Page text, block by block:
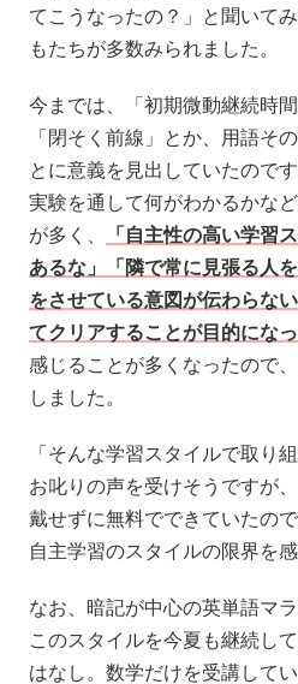
てこうなったの？」と聞いて
もたちが多数みられました。
今までは、「初期微動継続時
「閉そく前線」とか、用語そ
とに意義を見出していたので
実験を通して何がわかるかな
が多く、
「自主性の高い学習
あるな」「隣で常に見張る人
をさせている意図が伝わらな
てクリアすることが目的にな
感じることが多くなったので
しました。
「そんな学習スタイルで取り
お叱りの声を受けそうですが
戴せずに無料でできていたの
自主学習のスタイルの限界を
なお、暗記が中心の英単語マ
このスタイルを今夏も継続し
はなし。数学だけを受講して